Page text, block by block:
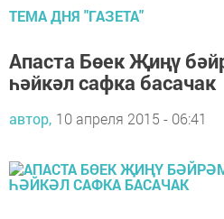
ТЕМА ДНЯ "ГАЗЕТА"
Апаста Бөек Җиңү
һәйкәл сафка басачак
автор, 10 апреля 2015 - 06:41